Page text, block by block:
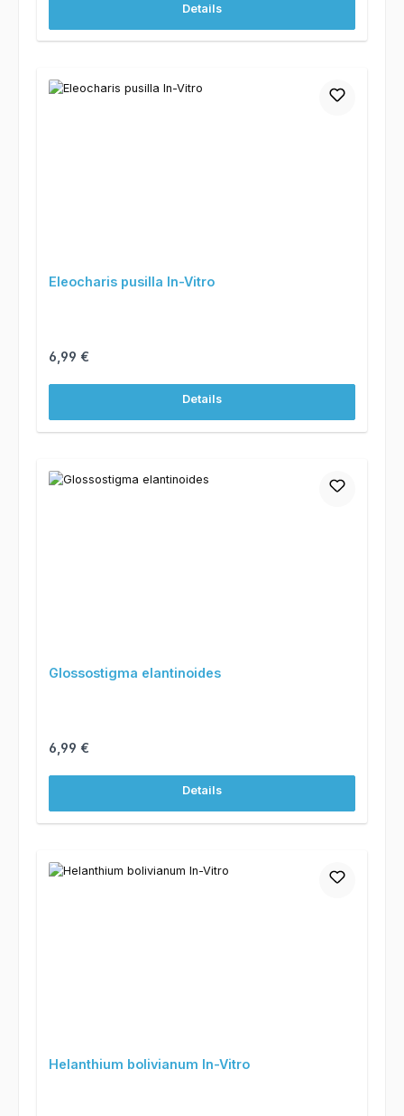
Details
Eleocharis pusilla In-Vitro
Regulärer Preis:
6,99 €
Details
Glossostigma elantinoides
Regulärer Preis:
6,99 €
Details
Helanthium bolivianum In-Vitro